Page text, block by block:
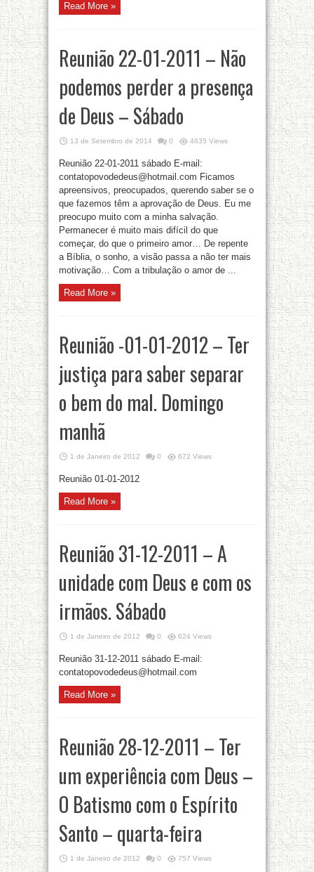
Read More »
Reunião 22-01-2011 – Não
podemos perder a presença
de Deus – Sábado
13 de Setembro de 2014 0 4635 Views
Reunião 22-01-2011 sábado E-mail:
contatopovodedeus@hotmail.com Ficamos
apreensivos, preocupados, querendo saber se o
que fazemos têm a aprovação de Deus. Eu me
preocupo muito com a minha salvação.
Permanecer é muito mais difícil do que
começar, do que o primeiro amor… De repente
a Bíblia, o sonho, a visão passa a não ter mais
motivação… Com a tribulação o amor de ...
Read More »
Reunião -01-01-2012 – Ter
justiça para saber separar
o bem do mal. Domingo
manhã
1 de Janeiro de 2012 0 672 Views
Reunião 01-01-2012
Read More »
Reunião 31-12-2011 – A
unidade com Deus e com os
irmãos. Sábado
1 de Janeiro de 2012 0 624 Views
Reunião 31-12-2011 sábado E-mail:
contatopovodedeus@hotmail.com
Read More »
Reunião 28-12-2011 – Ter
um experiência com Deus –
O Batismo com o Espírito
Santo – quarta-feira
1 de Janeiro de 2012 0 757 Views